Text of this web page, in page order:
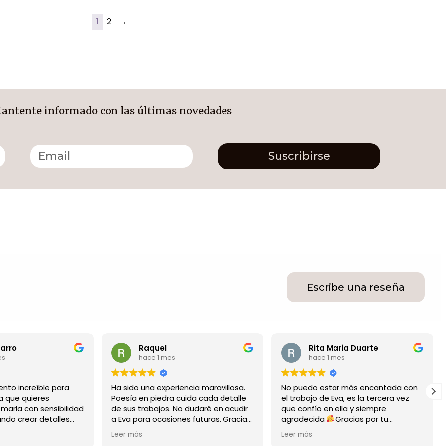
1 2 →
informado con las últimas novedades
Suscribirse
Escribe una reseña
para
quieres
con sensibilidad
detalles
para quienes
Raquel
hace 1 mes
Ha sido una experiencia maravillosa.
Poesía en piedra cuida cada detalle
de sus trabajos. No dudaré en acudir
a Eva para ocasiones futuras. Gracias
por hacer mis ideas realidad en un
cuadro especial que seguro que a
Leer más
Rita Maria Duarte
hace 1 mes
No puedo estar más encantada con
el trabajo de Eva, es la tercera vez
que confío en ella y siempre
agradecida
Gracias por tu
dedicación y esfuerzo, los resultados
son una belleza y llegan al alma
Leer más
Es